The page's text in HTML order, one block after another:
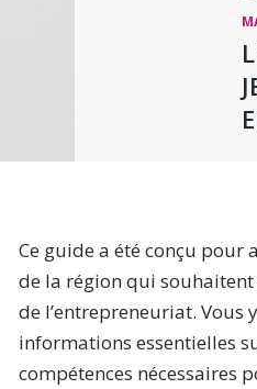
Ce guide a été conçu pour
de la région qui souhaitent
de l’entrepreneuriat. Vous
informations essentielles
compétences nécessaires